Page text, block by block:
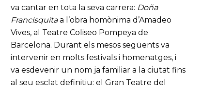
va cantar en tota la seva carrera: Doña
Francisquitaa l’obra homònima d’Amadeo
Vives, al Teatre Coliseo Pompeya de
Barcelona. Durant els mesos següents va
intervenir en molts festivals i homenatges, i
va esdevenir un nom ja familiar a la ciutat fins
al seu esclat definitiu: el Gran Teatre del